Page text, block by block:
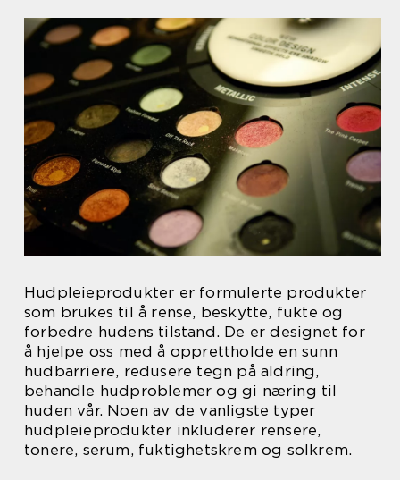
Hudpleieprodukter er formulerte produkter
som brukes til å rense, beskytte, fukte og
forbedre hudens tilstand. De er designet for
å hjelpe oss med å opprettholde en sunn
hudbarriere, redusere tegn på aldring,
behandle hudproblemer og gi næring til
huden vår. Noen av de vanligste typer
hudpleieprodukter inkluderer rensere,
tonere, serum, fuktighetskrem og solkrem.